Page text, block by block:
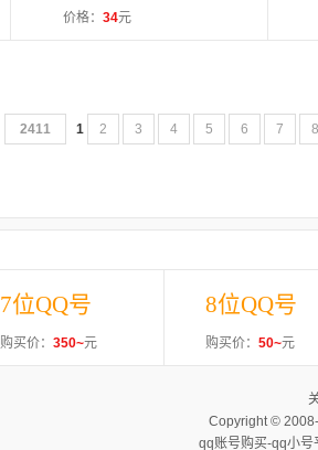
价格： 34元
2411 1 2 3 4 5 6 7 8
7位QQ号
购买价： 350~元
8位QQ号
购买价： 50~元
Copyright ©
qq账号购买-qq小号